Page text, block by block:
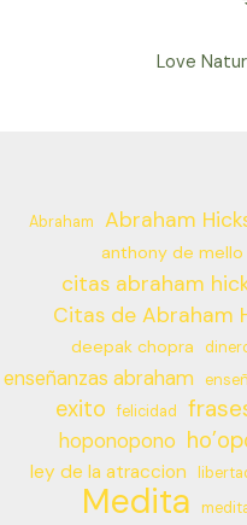
Love
Abraham Abraham
anthony de mello
citas abraham
Citas de Abraham
deepak chopra
enseñanzas abraham
exito felicidad
hoponopono
ley de la atraccion
Medita